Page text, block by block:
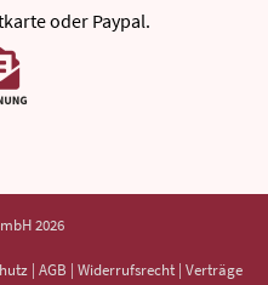
oder Paypal.
2026
| AGB | Widerrufsrecht | Verträge